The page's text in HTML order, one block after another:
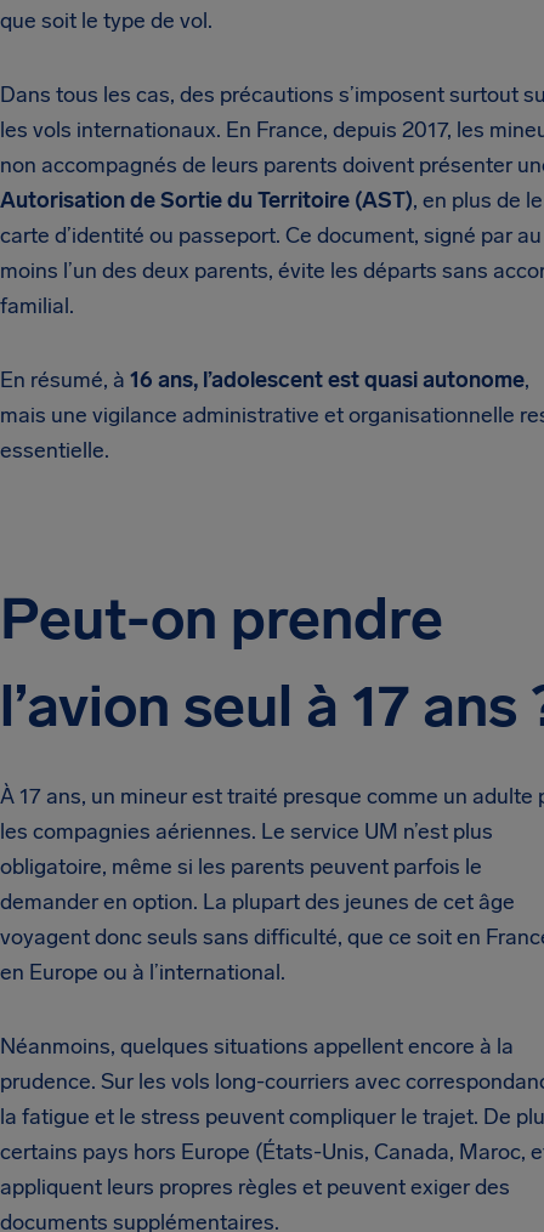
que soit le type de vol.
Dans tous les cas, des précautions s’imposent surtout
les vols internationaux. En France, depuis 2017, les
non accompagnés de leurs parents doivent présenter
Autorisation de Sortie du Territoire (AST), en plus de
carte d’identité ou passeport. Ce document, signé par au
moins l’un des deux parents, évite les départs sans
familial.
En résumé, à 16 ans, l’adolescent est quasi autonome,
mais une vigilance administrative et organisationnelle
essentielle.
Peut-on prendre
l’avion seul à 17 ans
À 17 ans, un mineur est traité presque comme un adulte
les compagnies aériennes. Le service UM n’est plus
obligatoire, même si les parents peuvent parfois le
demander en option. La plupart des jeunes de cet âge
voyagent donc seuls sans difficulté, que ce soit en
en Europe ou à l’international.
Néanmoins, quelques situations appellent encore à la
prudence. Sur les vols long-courriers avec
la fatigue et le stress peuvent compliquer le trajet. De
certains pays hors Europe (États-Unis, Canada, Maroc,
appliquent leurs propres règles et peuvent exiger des
documents supplémentaires.